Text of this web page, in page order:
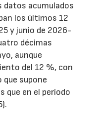
datos acumulados
los últimos 12
y junio de 2026-
décimas
aunque
del 12 %, con
supone
que en el período